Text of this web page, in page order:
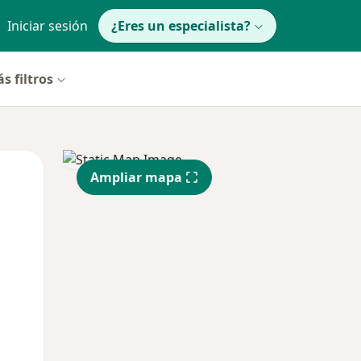
Iniciar sesión ¿Eres un especialista?
filtros
Jue
13 Ago
Vie
14 Ago
Ampliar mapa